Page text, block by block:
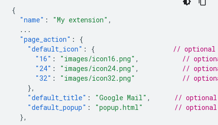
{
"name" : "My extension" ,
...
"page_action" :
{
"default_icon" : {
// optional
"16" : "images/icon16.png" ,
//
"24" : "images/icon24.png" ,
//
"32" : "images/icon32.png"
//
},
"default_title" : "Google Mail" ,
//
"default_popup" : "popup.html"
// optional
},